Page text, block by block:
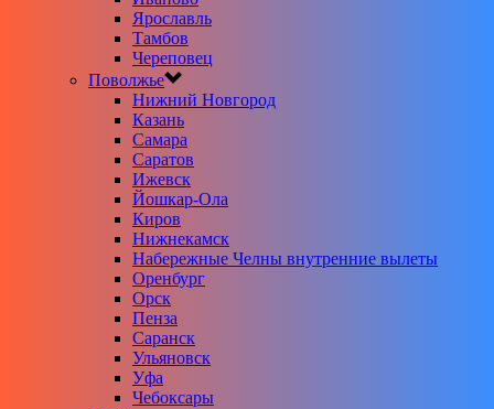
Ярославль
Тамбов
Череповец
Поволжье
Нижний Новгород
Казань
Самара
Саратов
Ижевск
Йошкар-Ола
Киров
Нижнекамск
Набережные Челны внутренние вылеты
Оренбург
Орск
Пенза
Саранск
Ульяновск
Уфа
Чебоксары